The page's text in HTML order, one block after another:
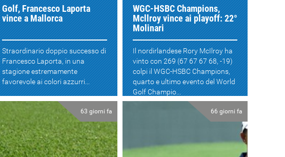
Golf, Francesco Laporta
vince a Mallorca
Straordinario doppio successo di
Francesco Laporta, in una
stagione estremamente
favorevole ai colori azzurri...
WGC-HSBC Champions,
Mcllroy vince ai playoff: 22°
Molinari
Il nordirlandese Rory McIlroy ha
vinto con 269 (67 67 67 68, -19)
colpi il WGC-HSBC Champions,
quarto e ultimo evento del World
Golf Champio...
63 giorni fa 66 giorni fa